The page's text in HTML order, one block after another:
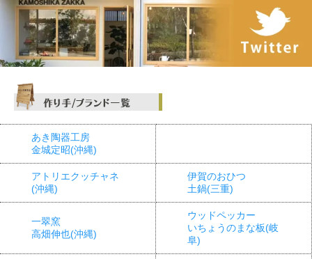
あき陶器工房
金城定昭(沖縄)
アトリエクッチャネ
(沖縄)
伊賀のおひつ
土鍋(三重)
一翠窯
高畑伸也(沖縄)
ウッドペッカー
いちょうのまな板(岐
阜)